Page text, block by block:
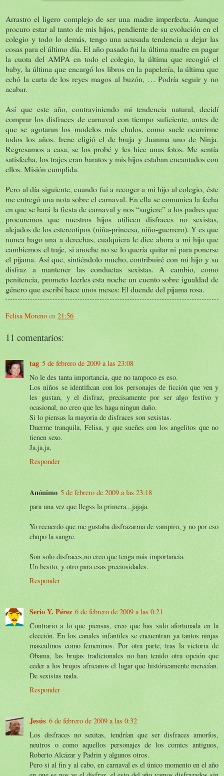
Arrastro el ligero complejo de ser una madre imperfecta. Aunque
procuro estar al tanto de mis hijos, pendiente de su evolución en el
colegio y todo lo demás, tengo una acusada tendencia a dejar las
cosas para el último día. El año pasado fui la última madre en pagar
la cuota del AMPA en todo el colegio, la última que recogió el
baby, la última que encargó los libros en la papelería, la última que
echó la carta de los reyes magos al buzón, … Podría seguir y no
acabar.
Así que este año, contraviniendo mi tendencia natural, decidí
comprar los disfraces de carnaval con tiempo suficiente, antes de
que se agotaran los modelos más chulos, como suele ocurrirme
todos los años. Irene eligió el de bruja y Juanma uno de Ninja.
Regresamos a casa, se los probé y les hice unas fotos. Me sentía
satisfecha, los trajes eran baratos y mis hijos estaban encantados con
ellos. Misión cumplida.
Pero al día siguiente, cuando fui a recoger a mi hijo al colegio, éste
me entregó una nota sobre el carnaval. En ella se comunica la fecha
en que se hará la fiesta de carnaval y nos “sugiere” a los padres que
procuremos que nuestros hijos utilicen disfraces no sexistas,
alejados de los estereotipos (niña-princesa, niño-guerrero). Y es que
nunca hago una a derechas, cualquiera le dice ahora a mi hijo que
cambiemos el traje, si anoche no se lo quería quitar ni para ponerse
el pijama. Así que, sintiéndolo mucho, contribuiré con mi hijo y su
disfraz a mantener las conductas sexistas. A cambio, como
penitencia, prometo leerles esta noche un cuento sobre igualdad de
género que escribí hace unos meses: El duende del pijama rosa.
Felisa Moreno en 21:56
11 comentarios:
tag 5 de febrero de 2009 a las 23:08
No le des tanta importancia, que no tampoco es eso.
Los niños se identifican con los personajes de ficción que ven y
les gustan, y el disfraz, precisamente por ser algo festivo y
ocasional, no creo que les haga ningun daño.
Si lo piensas la mayoria de disfraces son sexistas.
Duerme tranquila, Felisa, y que sueñes con los angelitos que no
tienen sexo.
Ja,ja,ja,
Responder
Anónimo 5 de febrero de 2009 a las 23:18
para una vez que llegss la primera...jajaja.
Yo recuerdo que me gustaba disfrazarma de vampiro, y no por eso
chupo la sangre.
Son solo disfraces,no creo que tenga más importancia.
Un besito, y otro para esas preciosidades.
Responder
Serio Y. Pérez 6 de febrero de 2009 a las 0:21
Contrario a lo que piensas, creo que has sido afortunada en la
elección. En los canales infantiles se encuentran ya tantos ninjas
masculinos como femeninos. Por otra parte, tras la victoria de
Obama, las brujas tradicionales no han tenido otra opción que
ceder a los brujos africanos el lugar que históricamente merecían.
De sexistas nada.
Responder
Jesús 6 de febrero de 2009 a las 0:32
Los disfraces no sexitas, tendrían que ser disfraces amorfos,
neutros o como aquellos personajes de los comics antiguos,
Roberto Alcázar y Padrin y algunos otros.
Pero si al fin y al cabo, en carnaval es el único momento en el año